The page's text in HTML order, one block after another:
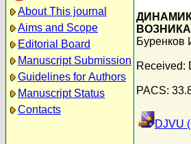
About This journal
Aims and Scope
Editorial Board
Manuscript Submission
Guidelines for Authors
Manuscript Status
Contacts
Буренков
Received:
PACS:
DJVU